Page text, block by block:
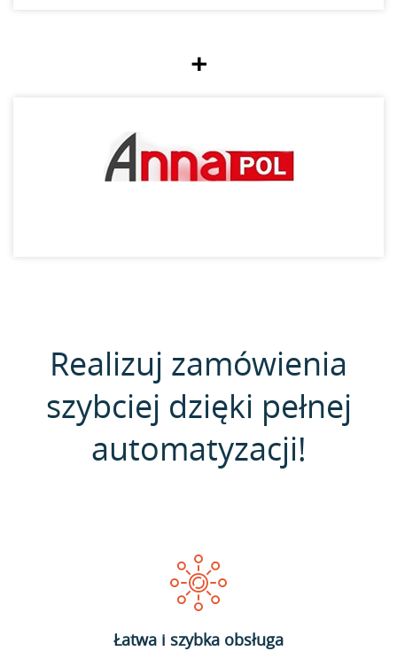
+
Realizuj zamówienia
szybciej dzięki pełnej
automatyzacji!
Łatwa i szybka obsługa